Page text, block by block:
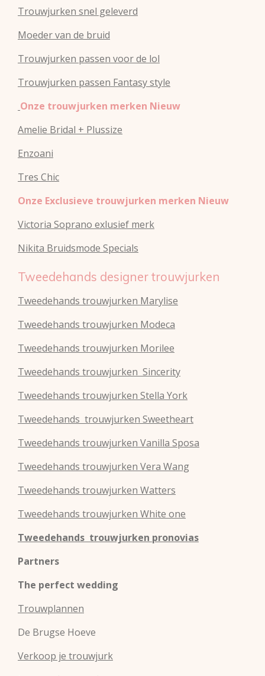
Trouwjurken snel geleverd
Moeder van de bruid
Trouwjurken passen voor de lol
Trouwjurken passen Fantasy style
Onze trouwjurken merken Nieuw
Amelie Bridal + Plussize
Enzoani
Tres Chic
Onze Exclusieve trouwjurken merken Nieuw
Victoria Soprano exlusief merk
Nikita Bruidsmode Specials
Tweedehands designer trouwjurken
Tweedehands trouwjurken Marylise
Tweedehands trouwjurken Modeca
Tweedehands trouwjurken Morilee
Tweedehands trouwjurken Sincerity
Tweedehands trouwjurken Stella York
Tweedehands trouwjurken Sweetheart
Tweedehands trouwjurken Vanilla Sposa
Tweedehands trouwjurken Vera Wang
Tweedehands trouwjurken Watters
Tweedehands trouwjurken White one
Tweedehands trouwjurken pronovias
Partners
The perfect wedding
Trouwplannen
De Brugse Hoeve
Verkoop je trouwjurk